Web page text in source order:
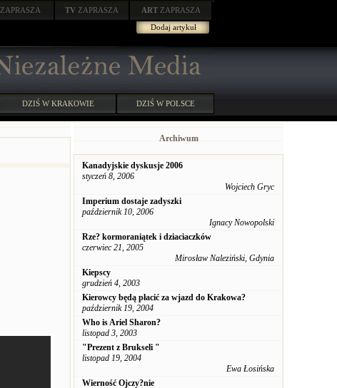
ZAPRASZA TV ZAPRASZA ART ZAPRASZA
Dodaj artykuł
DZIŚ W KRAKOWIE DZIŚ W POLSCE
Archiwum
Kanadyjskie dyskusje 2006
styczeń 8, 2006
Wojciech Gryc
Imperium dostaje zadyszki
październik 10, 2006
Ignacy Nowopolski
Rze? kormoraniątek i dziaciaczków
czerwiec 21, 2005
Mirosław Naleziński, Gdynia
Kiepscy
grudzień 4, 2003
Kierowcy będą płacić za wjazd do Krakowa?
październik 19, 2004
Who is Ariel Sharon?
listopad 3, 2003
"Prezent z Brukseli "
listopad 19, 2004
Ewa Łosińska
Wierność Ojczy?nie